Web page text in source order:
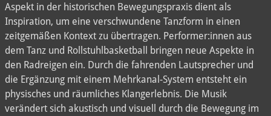
Aspekt in der historischen Bewegungspraxis dient als
Inspiration, um eine verschwundene Tanzform in einen
zeitgemäßen Kontext zu übertragen. Performer:innen aus
dem Tanz und Rollstuhlbasketball bringen neue Aspekte in
den Radreigen ein. Durch die fahrenden Lautsprecher und
die Ergänzung mit einem Mehrkanal-System entsteht ein
physisches und räumliches Klangerlebnis. Die Musik
verändert sich akustisch und visuell durch die Bewegung im